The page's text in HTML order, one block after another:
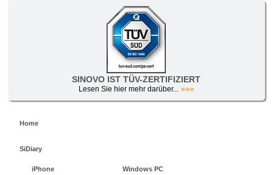
SINOVO IST TÜV-ZERTIFIZIERT
Lesen Sie hier mehr darüber... »»»
Home
SiDiary
iPhone Windows PC